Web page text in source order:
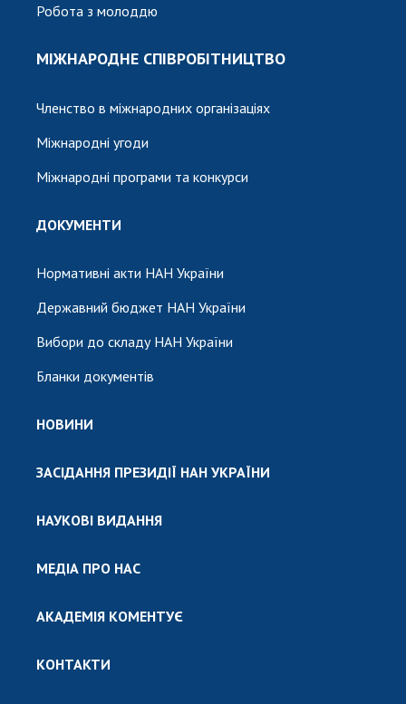
Робота з молоддю
МІЖНАРОДНЕ СПІВРОБІТНИЦТВО
Членство в міжнародних організаціях
Міжнародні угоди
Міжнародні програми та конкурси
ДОКУМЕНТИ
Нормативні акти НАН України
Державний бюджет НАН України
Вибори до складу НАН України
Бланки документів
НОВИНИ
ЗАСІДАННЯ ПРЕЗИДІЇ НАН УКРАЇНИ
НАУКОВІ ВИДАННЯ
МЕДІА ПРО НАС
АКАДЕМІЯ КОМЕНТУЄ
КОНТАКТИ